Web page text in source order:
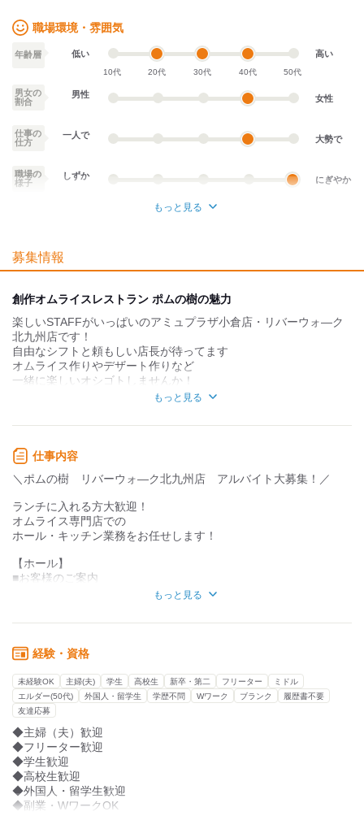
職場環境・雰囲気
年齢層 低い
10代 20代 30代 40代 50代
高い
男女の
割合
男性 女性
仕事の
仕方
一人で 大勢で
職場の
様子
しずか にぎやか
個性が生かせる
デスクワーク
お客様との対話が
少ない
お客様との対話が
力仕事が少ない
￣￣￣￣￣￣￣￣￣￣￣￣￣￣￣￣￣
WEB面接も実施中！
フェイスタイムを使って実施します！
『面接を受けに行く時間がない…』
『おうちで面接を受けたい…』
もっと見る
募集情報
創作オムライスレストラン ポムの樹の魅力
楽しいSTAFFがいっぱいのアミュプラザ小倉店・リバーウォ―ク
北九州店です！
自由なシフトと頼もしい店長が待ってます
オムライス作りやデザート作りなど
一緒に楽しいオシゴトしませんか！
■週1×1日3h～OK！
■扶養内OK
■まかない持ち帰り可！※タッパー必須！（笑）
自由なシフトで学校や家庭との両立もばっちり◎
・まかない持ち帰りOK！
・お子さん連れて面接もOK！
そんな方はぜひウチに来てみてください
＜こんな方、ぜひ＞
＊朝の時間帯にサクっと扶養内で…
＊お昼にサクッと稼ぎたい主婦さん
＊オシゴト終わりのWワークに！
＊長時間でガッツリ稼ぎたいフリーターさん！
＊学校終わりの学生さん
＊短時間勤務OK！
もっと見る
仕事内容
＼ポムの樹 リバーウォ―ク北九州店 アルバイト大募集！／
ランチに入れる方大歓迎！
オムライス専門店での
ホール・キッチン業務をお任せします！
【ホール】
■お客様のご案内
まずは笑顔でお出迎えをお願いします
【キッチン】
はじめは仕込みや簡単な盛り付けからSTART
慣れてきたら…
■オムライスの調理
■デザートの盛り付けなど
▼ここがポイント▼
◎シフト自由！
◎扶養内OK！
◎駅チカ
⇒リバーウォーク北九州店は西小倉駅からとっても近い！
◎従業員価格でオムライスが
もっと見る
経験・資格
未経験OK 主婦(夫) 学生 高校生 新卒・第二 フリーター
ミドル
エルダー(50代)
外国人・留学生 学歴不問 Wワーク ブランク
履歴書不要
友達応募
◆主婦（夫）歓迎
◆フリーター歓迎
◆学生歓迎
◆高校生歓迎
◆外国人・留学生歓迎
◆副業・WワークOK